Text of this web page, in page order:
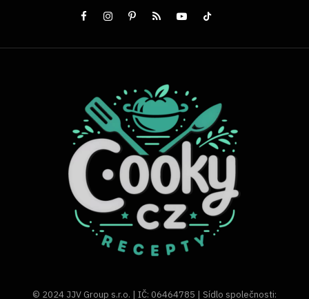
© 2024 JJV Group s.r.o. | IČ: 06464785 | Sídlo společnosti: